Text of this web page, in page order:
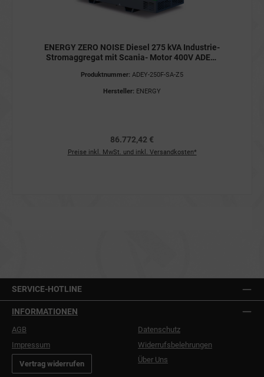
ENERGY ZERO NOISE Diesel 275 kVA Industrie-
Stromaggregat mit Scania- Motor 400V ADEY-
Produktnummer: ADEY-250F-SA-Z5
Hersteller: ENERGY
86.772,42 €
Preise inkl. MwSt. und inkl. Versandkosten*
SERVICE-HOTLINE
INFORMATIONEN
AGB
Datenschutz
Impressum
Widerrufsbelehrungen
Vertrag widerrufen Über Uns